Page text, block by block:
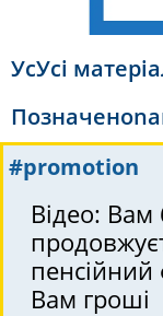
УсУсі
Позначено
#promotion
Відео: Вам
Вам гроші